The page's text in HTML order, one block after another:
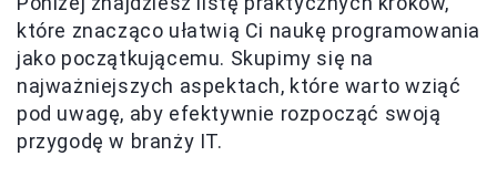
które znacząco ułatwią Ci naukę programowania
jako początkującemu. Skupimy się na
najważniejszych aspektach, które warto wziąć
pod uwagę, aby efektywnie rozpocząć swoją
przygodę w branży IT.